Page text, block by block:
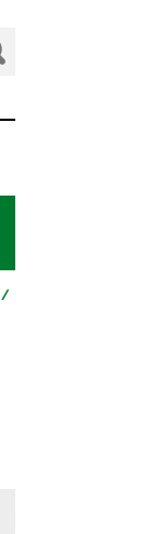
podmenu
/